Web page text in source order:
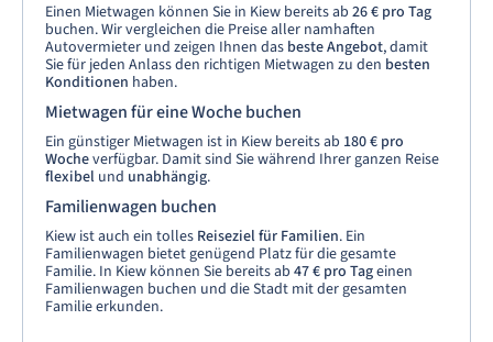
Einen Mietwagen können Sie in Kiew bereits ab 26 € pro Tag
buchen. Wir vergleichen die Preise aller namhaften
Autovermieter und zeigen Ihnen das beste Angebot, damit
Sie für jeden Anlass den richtigen Mietwagen zu den besten
Konditionen haben.
Mietwagen für eine Woche buchen
Ein günstiger Mietwagen ist in Kiew bereits ab 180 € pro
Wocheverfügbar. Damit sind Sie während Ihrer ganzen Reise
flexibel und unabhängig.
Familienwagen buchen
Kiew ist auch ein tolles Reiseziel für Familien. Ein
Familienwagen bietet genügend Platz für die gesamte
Familie. In Kiew können Sie bereits ab 47 € pro Tageinen
Familienwagen buchen und die Stadt mit der gesamten
Familie erkunden.